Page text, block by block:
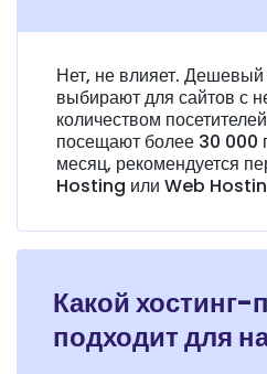
Нет, не влияет. Дешевый
выбирают для сайтов с
количеством
посещают более 30 000
месяц, рекомендуется
Hosting или Web
Какой хостинг-
подходит для